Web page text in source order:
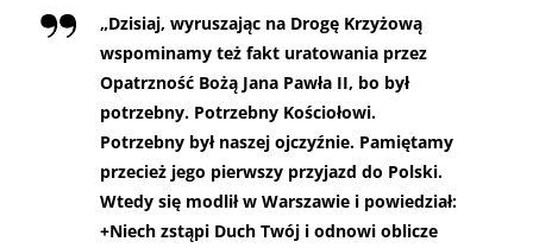
„Dzisiaj, wyruszając na Drogę Krzyżową
wspominamy też fakt uratowania przez
Opatrzność Bożą Jana Pawła II, bo był
potrzebny. Potrzebny Kościołowi.
Potrzebny był naszej ojczyźnie. Pamiętamy
przecież jego pierwszy przyjazd do Polski.
Wtedy się modlił w Warszawie i powiedział:
+Niech zstąpi Duch Twój i odnowi oblicze